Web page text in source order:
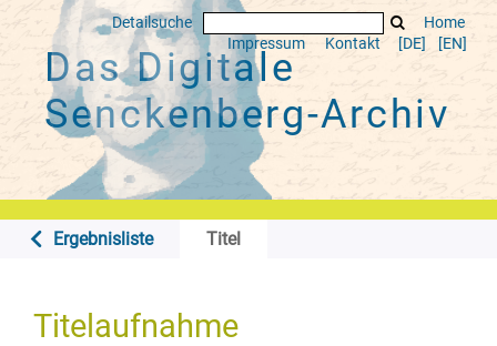
Detailsuche
Home
Impressum
Kontakt [DE] [EN]
Das Digitale
Senckenberg-Archiv
Ergebnisliste Titel
Titelaufnahme